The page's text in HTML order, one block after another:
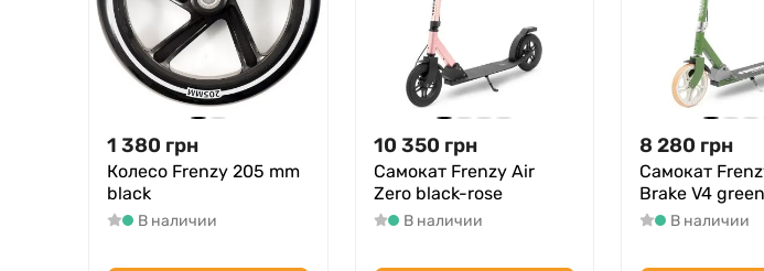
1 380 грн
Колесо Frenzy 205 mm
black
В наличии
10 350 грн
Самокат Frenzy Air
Zero black-rose
В наличии
8 280 грн
Самокат
Brake V4 green
В наличии